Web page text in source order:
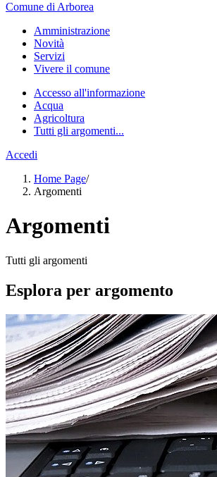
Comune di Arborea
Amministrazione
Novità
Servizi
Vivere il comune
Accesso all'informazione
Acqua
Agricoltura
Tutti gli argomenti...
Accedi
Home Page/
Argomenti
Argomenti
Tutti gli argomenti
Esplora per argomento